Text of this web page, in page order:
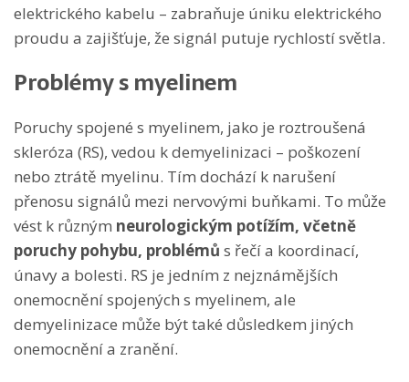
elektrického kabelu – zabraňuje úniku elektrického
proudu a zajišťuje, že signál putuje rychlostí světla.
Problémy s myelinem
Poruchy spojené s myelinem, jako je roztroušená
skleróza (RS), vedou k demyelinizaci – poškození
nebo ztrátě myelinu. Tím dochází k narušení
přenosu signálů mezi nervovými buňkami. To může
vést k různým neurologickým potížím, včetně
poruchy pohybu, problémů s řečí a koordinací,
únavy a bolesti. RS je jedním z nejznámějších
onemocnění spojených s myelinem, ale
demyelinizace může být také důsledkem jiných
onemocnění a zranění.